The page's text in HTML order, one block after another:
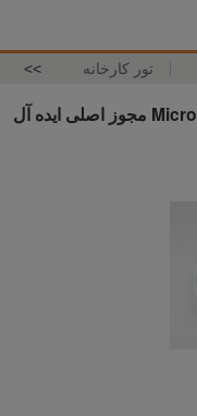
تور کارخانه >>
گواهینامه Microsoft Windows 11 Pro OEM مجوز اصلی ایده آل